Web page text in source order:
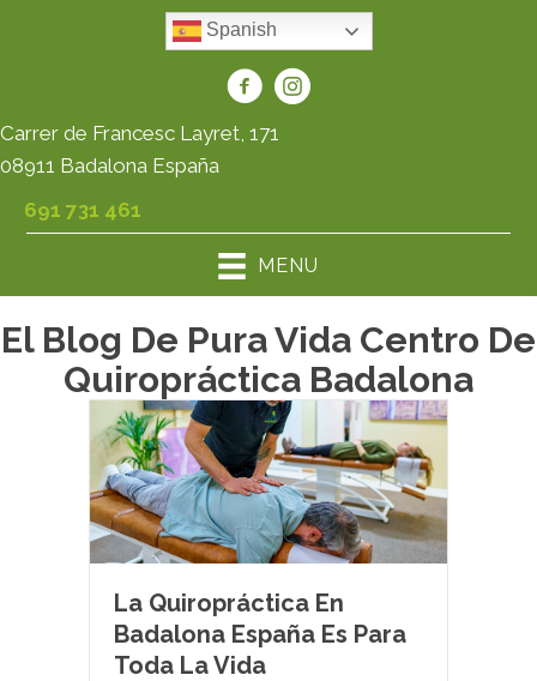
Spanish
Carrer de Francesc Layret, 171
08911 Badalona España
691 731 461
MENU
El Blog De Pura Vida Centro De
Quiropráctica Badalona
La Quiropráctica En
Badalona España Es Para
Toda La Vida